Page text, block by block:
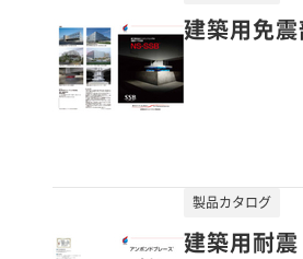
建築用免震
建築用耐
製品カタログ